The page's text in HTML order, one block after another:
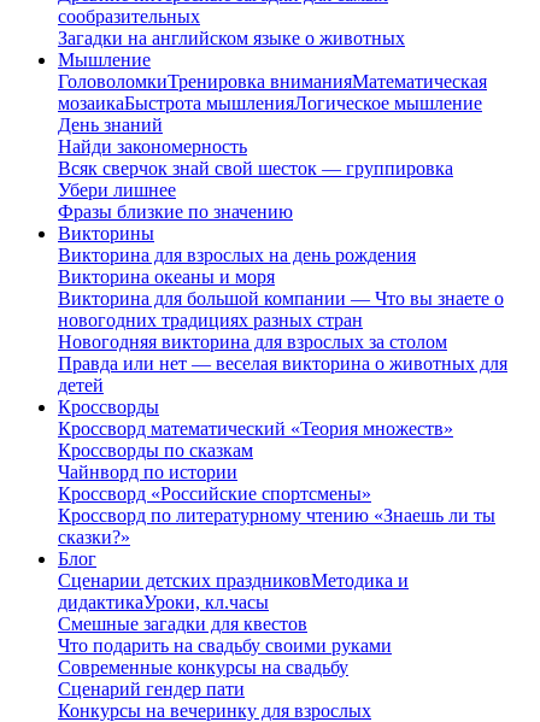
сообразительных
Загадки на английском языке о животных
Мышление
ГоловоломкиТренировка вниманияМатематическая
мозаикаБыстрота мышленияЛогическое мышление
День знаний
Найди закономерность
Всяк сверчок знай свой шесток — группировка
Убери лишнее
Фразы близкие по значению
Викторины
Викторина для взрослых на день рождения
Викторина океаны и моря
Викторина для большой компании — Что вы знаете о
новогодних традициях разных стран
Новогодняя викторина для взрослых за столом
Правда или нет — веселая викторина о животных для
детей
Кроссворды
Кроссворд математический «Теория множеств»
Кроссворды по сказкам
Чайнворд по истории
Кроссворд «Российские спортсмены»
Кроссворд по литературному чтению «Знаешь ли ты
сказки?»
Блог
Сценарии детских праздниковМетодика и
дидактикаУроки, кл.часы
Смешные загадки для квестов
Что подарить на свадьбу своими руками
Современные конкурсы на свадьбу
Сценарий гендер пати
Конкурсы на вечеринку для взрослых